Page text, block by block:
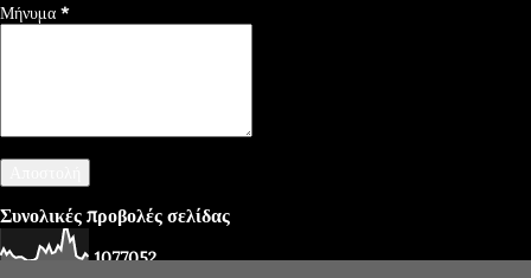
Μήνυμα *
Συνολικές προβολές σελίδας
1077052